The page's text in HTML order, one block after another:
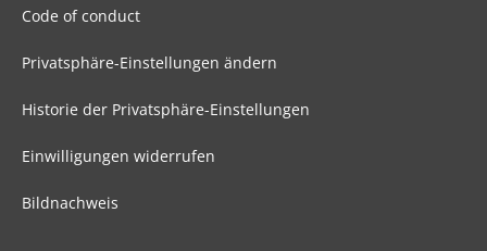
Code of conduct
Privatsphäre-Einstellungen ändern
Historie der Privatsphäre-Einstellungen
Einwilligungen widerrufen
Bildnachweis